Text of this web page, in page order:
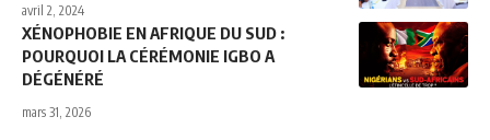
avril 2, 2024
XÉNOPHOBIE EN AFRIQUE DU SUD :
POURQUOI LA CÉRÉMONIE IGBO A
DÉGÉNÉRÉ
mars 31, 2026